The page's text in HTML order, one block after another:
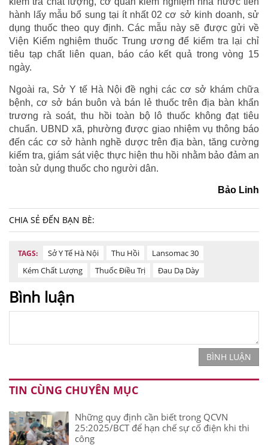
hành lấy mẫu bổ sung tại ít nhất 02 cơ sở kinh doanh, sử
dụng thuốc theo quy định. Các mẫu này sẽ được gửi về
Viện Kiểm nghiệm thuốc Trung ương để kiểm tra lại chỉ
tiêu tạp chất liên quan, báo cáo kết quả trong vòng 15
ngày.
Ngoài ra, Sở Y tế Hà Nội đề nghị các cơ sở khám chữa
bệnh, cơ sở bán buôn và bán lẻ thuốc trên địa bàn khẩn
trương rà soát, thu hồi toàn bộ lô thuốc không đạt tiêu
chuẩn. UBND xã, phường được giao nhiệm vụ thông báo
đến các cơ sở hành nghề dược trên địa bàn, tăng cường
kiểm tra, giám sát việc thực hiện thu hồi nhằm bảo đảm an
toàn sử dụng thuốc cho người dân.
Bảo Linh
CHIA SẺ ĐẾN BẠN BÈ:
TAGS: Sở Y Tế Hà Nội Thu Hồi
Lansomac 30
Kém Chất Lượng
Thuốc Điều Trị Đau Dạ Dày
Bình luận
BÌNH LUẬN
TIN CÙNG CHUYÊN MỤC
Những quy định cần biết trong QCVN
25:2025/BCT để hạn chế sự cố điện khi thi
công